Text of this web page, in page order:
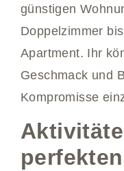
günstigen
Doppelzimmer
Apartment. Ihr
Geschmack und
Kompromisse